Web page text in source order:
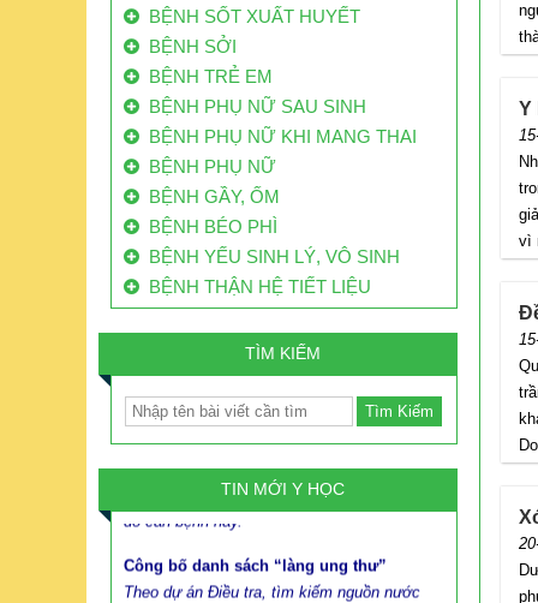
BỆNH SỐT XUẤT HUYẾT
BỆNH SỞI
BỆNH TRẺ EM
BỆNH PHỤ NỮ SAU SINH
BỆNH PHỤ NỮ KHI MANG THAI
BỆNH PHỤ NỮ
BỆNH GẦY, ỐM
BỆNH BÉO PHÌ
BỆNH YẾU SINH LÝ, VÔ SINH
BỆNH THẬN HỆ TIẾT LIỆU
TÌM KIẾM
TIN MỚI Y HỌC
80% BỆNH NHÂN UNG THƯ VN ĐẾN BỆNH
VIỆN Ở GIAI ĐOẠN CUỐI
Mỗi năm VN có 200 ngàn bệnh nhân ung thư
mới, 70 ngàn người bệnh ung thư tử vong.
Trong đó, đến 80% bệnh nhân ung thư ở VN
Việt Nam có 160.000 ca ung thư/năm: Vì
Mỗi năm Việt Nam có từ 130 nghìn đến 160
nghìn trường hợp mắc mới, trong đó có
khoảng 85 nghìn đến 115 nghìn người tử vong
do căn bệnh này.
Theo dự án Điều tra, tìm kiếm nguồn nước
hợp vệ sinh phục vụ cấp nước sinh hoạt cho
Y
vì